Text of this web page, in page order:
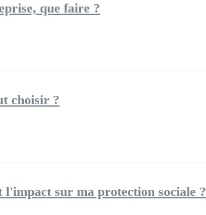
que faire ?
choisir ?
l'impact sur ma protection sociale ?